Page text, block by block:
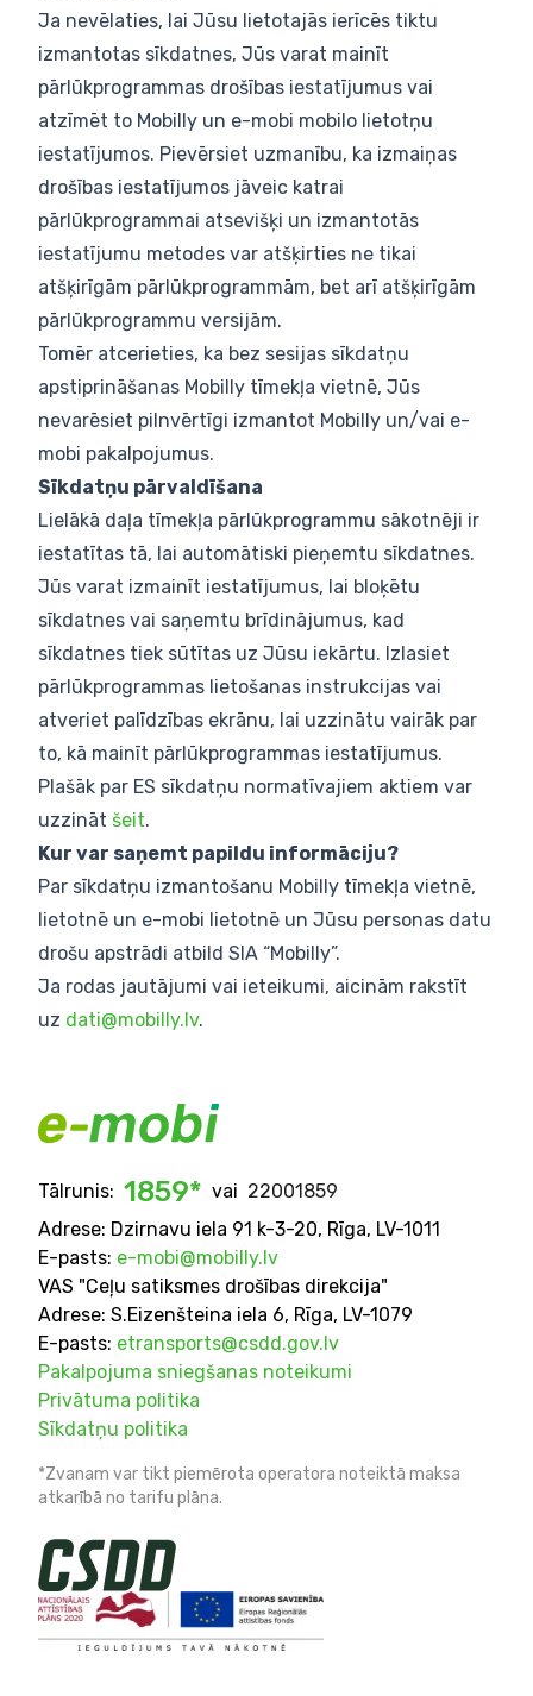
Ja nevēlaties, lai Jūsu lietotajās ierīcēs tiktu
izmantotas sīkdatnes, Jūs varat mainīt
pārlūkprogrammas drošības iestatījumus vai
atzīmēt to Mobilly un e-mobi mobilo lietotņu
iestatījumos. Pievērsiet uzmanību, ka izmaiņas
drošības iestatījumos jāveic katrai
pārlūkprogrammai atsevišķi un izmantotās
iestatījumu metodes var atšķirties ne tikai
atšķirīgām pārlūkprogrammām, bet arī atšķirīgām
pārlūkprogrammu versijām.
Tomēr atcerieties, ka bez sesijas sīkdatņu
apstiprināšanas Mobilly tīmekļa vietnē, Jūs
nevarēsiet pilnvērtīgi izmantot Mobilly un/vai e-
mobi pakalpojumus.
Sīkdatņu pārvaldīšana
Lielākā daļa tīmekļa pārlūkprogrammu sākotnēji ir
iestatītas tā, lai automātiski pieņemtu sīkdatnes.
Jūs varat izmainīt iestatījumus, lai bloķētu
sīkdatnes vai saņemtu brīdinājumus, kad
sīkdatnes tiek sūtītas uz Jūsu iekārtu. Izlasiet
pārlūkprogrammas lietošanas instrukcijas vai
atveriet palīdzības ekrānu, lai uzzinātu vairāk par
to, kā mainīt pārlūkprogrammas iestatījumus.
Plašāk par ES sīkdatņu normatīvajiem aktiem var
uzzināt šeit.
Kur var saņemt papildu informāciju?
Par sīkdatņu izmantošanu Mobilly tīmekļa vietnē,
lietotnē un e-mobi lietotnē un Jūsu personas datu
drošu apstrādi atbild SIA “Mobilly”.
Ja rodas jautājumi vai ieteikumi, aicinām rakstīt
uz dati@mobilly.lv.
Tālrunis: 1859* vai 22001859
Adrese: Dzirnavu iela 91 k-3-20, Rīga, LV-1011
E-pasts: e-mobi@mobilly.lv
VAS "Ceļu satiksmes drošības direkcija"
Adrese: S.Eizenšteina iela 6, Rīga, LV-1079
E-pasts: etransports@csdd.gov.lv
Pakalpojuma sniegšanas noteikumi
Privātuma politika
Sīkdatņu politika
*Zvanam var tikt piemērota operatora noteiktā maksa
atkarībā no tarifu plāna.